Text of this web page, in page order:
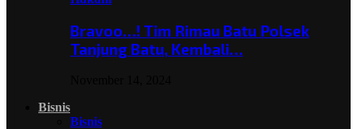
Bravoo…! Tim Rimau Batu Polsek
Tanjung Batu, Kembali…
Bisnis
Bisnis